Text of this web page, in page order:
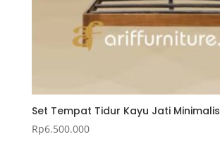
Set Tempat Tidur Kayu Jati Minimalis
Rp6.500.000